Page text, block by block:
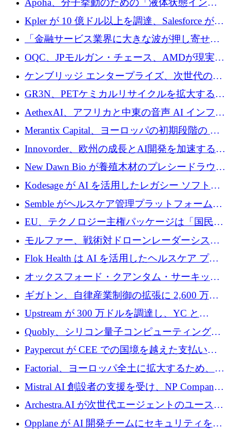
の資本シフトを呼びかけ
Apoha、分子挙動のための「液体状態インテ
リジェンス」を構築するために3,600万ドルを
かけてステルス状態から出現
Kpler が 10 億ドル以上を調達、Salesforce が
Contentful を買収、Built in Europe キャンペー
ンを開始
「金融サービス業界に大きな波が押し寄せて
いる」と「欧州初のAIネイティブ銀行」のボ
スが語る
OQC、JPモルガン・チェース、AMDが現実世
界のフィンテック・アプリケーションを探索
するためにQuantum-AIデータセンターを立ち
上げ
ケンブリッジ エンタープライズ、次世代のデ
ィープテック創設者向けにロンドンの出発点
を構築
GR3N、PETケミカルリサイクルを拡大するた
めにシリーズBで1,550万ユーロを調達
AethexAI、アフリカと中東の音声 AI インフラ
ストラクチャを構築するために 300 万ドルを
Merantix Capital、ヨーロッパの初期段階の AI
スタートアップ向けに 1 億 300 万ユーロのフ
ァンドを立ち上げる
Innovorder、欧州の成長とAI開発を加速するた
めに2,000万ユーロを確保
New Dawn Bio が養殖木材のプレシードラウン
ドで 210 万ユーロを調達
Kodesage が AI を活用したレガシー ソフトウ
ェアの最新化のために 660 万ドルを調達
Semble がヘルスケア管理プラットフォームを
拡大するためにシリーズ C で 3,000 万ポンド
を調達
EU、テクノロジー主権パッケージは「国民の
保護」に関するものだと発言
モルファー、戦術対ドローンレーダーシステ
ムを最前線に近づけるために150万ユーロを調
Flok Health は AI を活用したヘルスケア プラ
ットフォームの成長に 1,250 万ドルを投資
オックスフォード・クアンタム・サーキット
が「成人向け」2億6,000万ポンドの資金調達
ラウンドを獲得
ギガトン、自律産業制御の拡張に 2,600 万ド
ルを調達
Upstream が 300 万ドルを調達し、YC と
Xavier Niel が支援する共同 AI 受信箱を立ち上
げる
Quobly、シリコン量子コンピューティングの
商用化のためにシリーズ A で 1 億 1,500 万ユ
ーロを調達
Paypercut が CEE での国境を越えた支払いを
拡大するために 500 万ユーロを確保
Factorial、ヨーロッパ全土に拡大するため、25
億ドルの評価額で1億5,000万ドルのシリーズD
Mistral AI 創設者の支援を受け、NP Company
がエンジニアリング向け AI を推進するために
600 万ユーロのプレシードを確保
Archestra.AI が次世代エージェントのユースケ
ースを実現するために 1,000 万ドルを調達
Opplane が AI 開発チームにセキュリティをも